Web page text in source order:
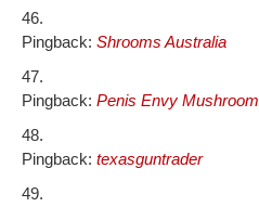
Pingback: Shrooms Australia
Pingback: Penis Envy Mushroom
Pingback: texasguntrader